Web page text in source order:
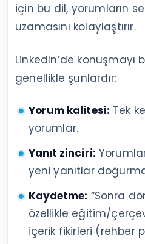
için bu dil, yorumların
uzamasını kolaylaştırır.
LinkedIn’de
genellikle şunlardır:
Yorum kalitesi: Tek
yorumlar.
Yanıt zinciri:
yeni yanıtlar
Kaydetme: “Sonra
özellikle eğitim/
içerik fikirleri (rehber